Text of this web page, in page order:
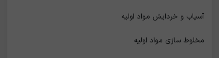
آسیاب و خردایش مواد اولیه
مخلوط سازی مواد اولیه